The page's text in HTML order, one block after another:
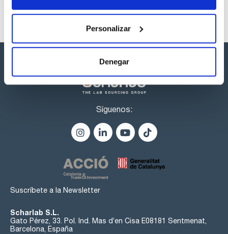
Personalizar
Denegar
Síguenos:
Suscríbete a la Newsletter
Scharlab S.L.
Gato Pérez, 33. Pol. Ind. Mas d’en Cisa E08181 Sentmenat,
Barcelona, España